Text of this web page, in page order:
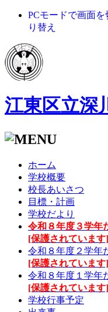
PCモードで画面を
り替え
江東区立深
ホーム
学校概要
校長あいさつ
目標・計画
学校だより
令和８年度３学年
[保護されています]
令和８年度２学年
[保護されています]
令和８年度１学年
[保護されています]
学校行事予定